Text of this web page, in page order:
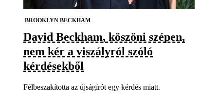
BROOKLYN BECKHAM
David Beckham, köszöni szépen,
nem kér a viszályról szóló
kérdésekből
Félbeszakította az újságírót egy kérdés miatt.